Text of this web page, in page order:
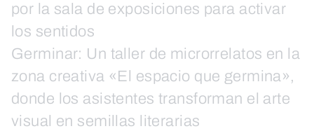
por la sala de exposiciones para activar
los sentidos
Germinar: Un taller de microrrelatos en la
zona creativa «El espacio que germina»,
donde los asistentes transforman el arte
visual en semillas literarias